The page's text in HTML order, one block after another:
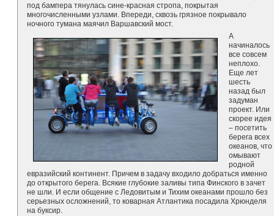
под бампера тянулась сине-красная стропа, покрытая
многочисленными узлами. Впереди, сквозь грязное покрывало
ночного тумана маячил Варшавский мост.
А
начиналось
все совсем
неплохо.
Еще лет
шесть
назад был
задуман
проект. Или
скорее идея
– посетить
берега всех
океанов, что
омывают
родной
евразийский континент. Причем в задачу входило добраться именно
до открытого берега. Всякие глубокие заливы типа Финского в зачет
не шли. И если общение с Ледовитым и Тихим океанами прошло без
серьезных осложнений, то коварная Атлантика посадила Хрюнделя
на буксир.